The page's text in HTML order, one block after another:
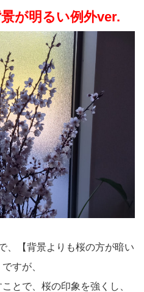
景が明るい例外ver.
、【背景よりも桜の方が暗い
すが、
とで、桜の印象を強くし、